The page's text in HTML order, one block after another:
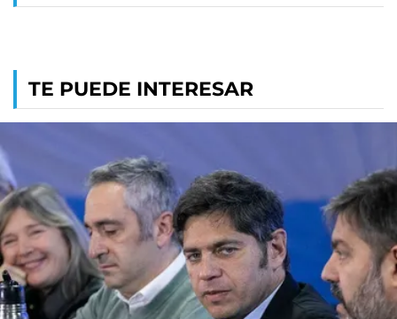
TE PUEDE INTERESAR